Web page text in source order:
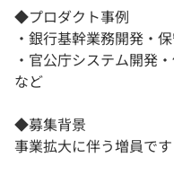
◆プロダクト事例
・銀行基幹業務開発・
・官公庁システム開発
など
◆募集背景
事業拡大に伴う増員です